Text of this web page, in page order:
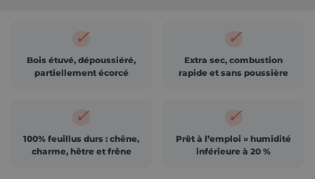
✓
Bois étuvé, dépoussiéré,
partiellement écorcé
✓
Extra sec, combustion
rapide et sans poussière
✓
100% feuillus durs : chêne,
charme, hêtre et frêne
✓
Prêt à l’emploi » humidité
inférieure à 20 %